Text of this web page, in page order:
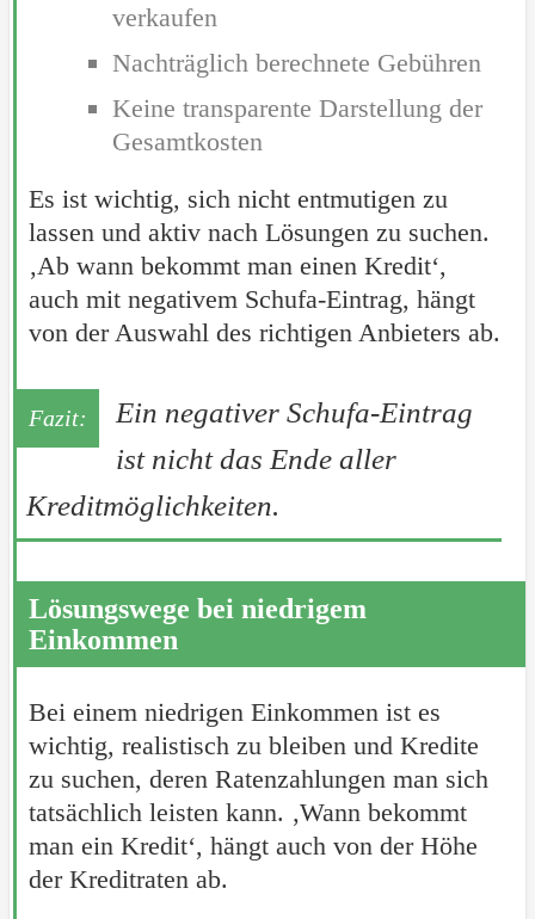
verkaufen
Nachträglich berechnete Gebühren
Keine transparente Darstellung der
Gesamtkosten
Es ist wichtig, sich nicht entmutigen zu
lassen und aktiv nach Lösungen zu suchen.
‚Ab wann bekommt man einen Kredit‘,
auch mit negativem Schufa-Eintrag, hängt
von der Auswahl des richtigen Anbieters ab.
Ein negativer Schufa-Eintrag
ist nicht das Ende aller
Kreditmöglichkeiten.
Lösungswege bei niedrigem
Einkommen
Bei einem niedrigen Einkommen ist es
wichtig, realistisch zu bleiben und Kredite
zu suchen, deren Ratenzahlungen man sich
tatsächlich leisten kann. ‚Wann bekommt
man ein Kredit‘, hängt auch von der Höhe
der Kreditraten ab.